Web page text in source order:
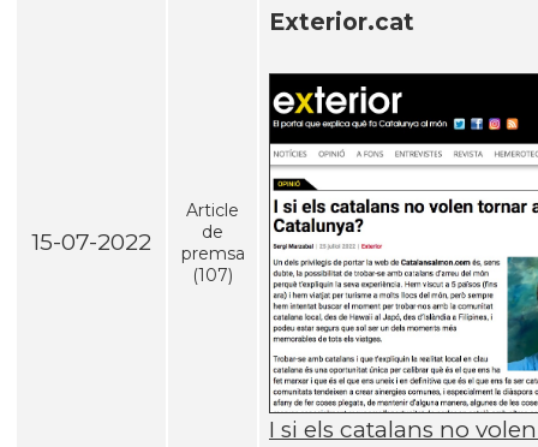
15-07-2022
Article
de
premsa
(107)
Exterior.cat
I si els catalans no